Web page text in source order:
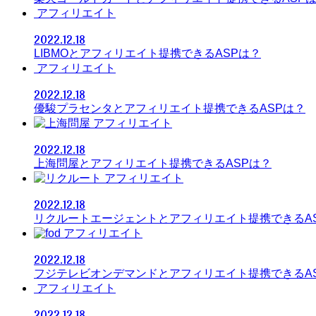
アフィリエイト
2022.12.18
LIBMOとアフィリエイト提携できるASPは？
アフィリエイト
2022.12.18
優駿プラセンタとアフィリエイト提携できるASPは？
アフィリエイト
2022.12.18
上海問屋とアフィリエイト提携できるASPは？
アフィリエイト
2022.12.18
リクルートエージェントとアフィリエイト提携できる
アフィリエイト
2022.12.18
フジテレビオンデマンドとアフィリエイト提携できる
アフィリエイト